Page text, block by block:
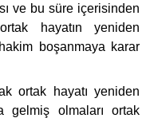
ve bu süre içerisinden
hayatın yeniden
boşanmaya karar
ortak hayatı yeniden
gelmiş olmaları ortak